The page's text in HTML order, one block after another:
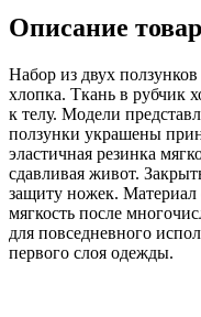
Описание
Набор из двух
хлопка. Ткань в рубчик
к телу. Модели
ползунки украшены
эластичная резинка
сдавливая живот.
защиту ножек. Материал
мягкость после
для повседневного
первого слоя одежды.